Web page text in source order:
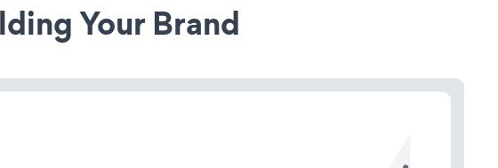
Your Brand